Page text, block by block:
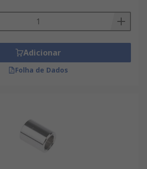
Adicionar
Folha de Dados